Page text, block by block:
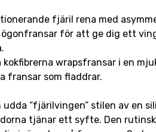
fjäril rena med
för att ge dig ett
kokfibrerna wrapsfransar i en
fransar som fladdrar.
udda “fjärilvingen” stilen av en
tjänar ett syfte. Den